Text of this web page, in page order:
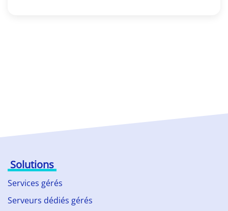
Solutions
Services gérés
Serveurs dédiés gérés